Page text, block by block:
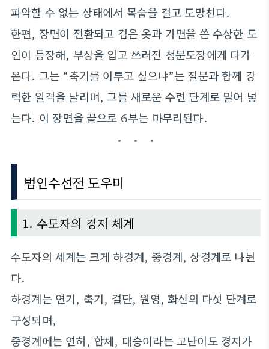
파악할 수 없는 상태에서 목숨을 걸고 도망친다.
한편, 장면이 전환되고 검은 옷과 가면을 쓴 수상한 도
인이 등장해, 부상을 입고 쓰러진 청문도장에게 다가
온다. 그는 “축기를 이루고 싶으냐”는 질문과 함께 강
력한 일격을 날리며, 그를 새로운 수련 단계로 밀어 넣
는다. 이 장면을 끝으로 6부는 마무리된다.
범인수선전 도우미
1. 수도자의 경지 체계
수도자의 세계는 크게 하경계, 중경계, 상경계로 나뉜
다.
하경계는 연기, 축기, 결단, 원영, 화신의 다섯 단계로
구성되며,
중경계에는 연허, 합체, 대승이라는 고난이도 경지가